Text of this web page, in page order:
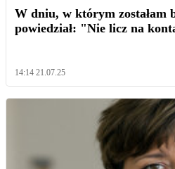
W dniu, w którym zostałam
powiedział: "Nie licz na
14:14 21.07.25